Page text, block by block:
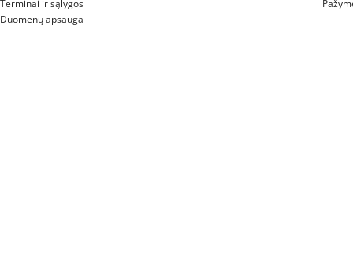
Terminai ir sąlygos
Duomenų apsauga